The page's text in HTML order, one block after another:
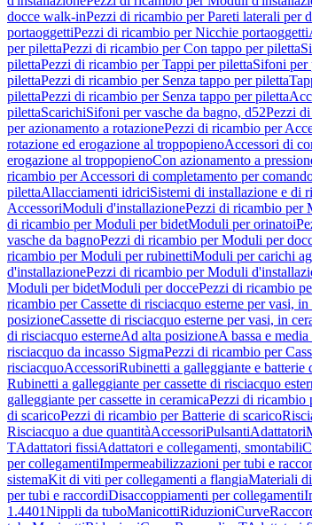
docce walk-inPezzi di ricambio per Pareti laterali per
portaoggettiPezzi di ricambio per Nicchie portaoggetti
per pilettaPezzi di ricambio per Con tappo per piletta
pilettaPezzi di ricambio per Tappi per pilettaSifoni per
pilettaPezzi di ricambio per Senza tappo per piletta
pilettaPezzi di ricambio per Senza tappo per piletta
pilettaScarichiSifoni per vasche da bagno, d52Pezzi
per azionamento a rotazionePezzi di ricambio per
rotazione ed erogazione al troppopienoAccessori di
erogazione al troppopienoCon azionamento a
ricambio per Accessori di completamento per
pilettaAllacciamenti idriciSistemi di installazione e di
AccessoriModuli d'installazionePezzi di ricambio per
di ricambio per Moduli per bidetModuli per orinatoi
vasche da bagnoPezzi di ricambio per Moduli per
ricambio per Moduli per rubinettiModuli per carichi
d'installazionePezzi di ricambio per Moduli
Moduli per bidetModuli per doccePezzi di ricambio
ricambio per Cassette di risciacquo esterne per vasi,
posizioneCassette di risciacquo esterne per vasi, in
di risciacquo esterneAd alta posizioneA bassa e
risciacquo da incasso SigmaPezzi di ricambio per
risciacquoAccessoriRubinetti a galleggiante e batterie
Rubinetti a galleggiante per cassette di risciacquo
galleggiante per cassette in ceramicaPezzi di ricambio
di scaricoPezzi di ricambio per Batterie di scarico
Risciacquo a due quantitàAccessoriPulsantiAdattatori
TAdattatori fissiAdattatori e collegamenti, smontabili
per collegamentiImpermeabilizzazioni per tubi e
sistemaKit di viti per collegamenti a flangiaMateriali
per tubi e raccordiDisaccoppiamenti per collegamenti
1.4401Nippli da tuboManicottiRiduzioniCurve